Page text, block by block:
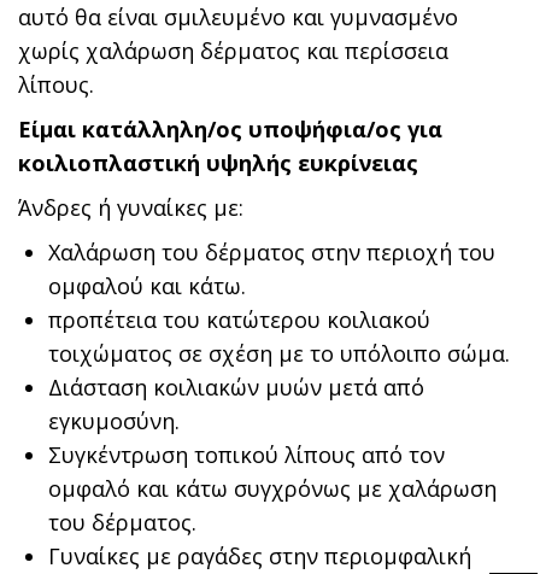
αυτό θα είναι σμιλευμένο και γυμνασμένο
χωρίς χαλάρωση δέρματος και περίσσεια
λίπους.
Είμαι κατάλληλη/ος υποψήφια/ος για
κοιλιοπλαστική υψηλής ευκρίνειας
Άνδρες ή γυναίκες με:
Χαλάρωση του δέρματος στην περιοχή του
ομφαλού και κάτω.
προπέτεια του κατώτερου κοιλιακού
τοιχώματος σε σχέση με το υπόλοιπο σώμα.
Διάσταση κοιλιακών μυών μετά από
εγκυμοσύνη.
Συγκέντρωση τοπικού λίπους από τον
ομφαλό και κάτω συγχρόνως με χαλάρωση
του δέρματος.
Γυναίκες με ραγάδες στην περιομφαλική